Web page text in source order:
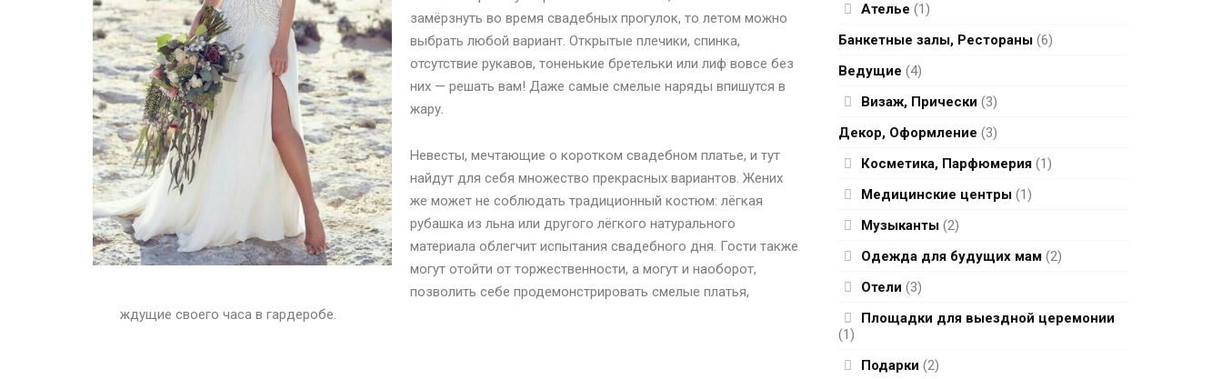
замёрзнуть во время свадебных прогулок, то летом можно
выбрать любой вариант. Открытые плечики, спинка,
отсутствие рукавов, тоненькие бретельки или лиф вовсе без
них — решать вам! Даже самые смелые наряды впишутся в
жару.
Невесты, мечтающие о коротком свадебном платье, и тут
найдут для себя множество прекрасных вариантов. Жених
же может не соблюдать традиционный костюм: лёгкая
рубашка из льна или другого лёгкого натурального
материала облегчит испытания свадебного дня. Гости также
могут отойти от торжественности, а могут и наоборот,
позволить себе продемонстрировать смелые платья,
ждущие своего часа в гардеробе.
Ателье (1)
Банкетные залы, Рестораны (6)
Ведущие (4)
Визаж, Прически (3)
Декор, Оформление (3)
Косметика, Парфюмерия (1)
Медицинские центры (1)
Музыканты (2)
Одежда для будущих мам (2)
Отели (3)
Площадки для выездной церемонии
(1)
Подарки (2)